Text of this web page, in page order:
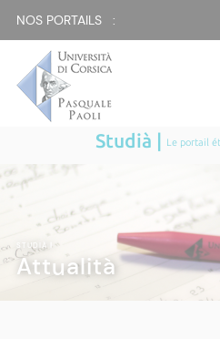
NOS PORTAILS :
Studià | Le portail
STUDIÀ
Attualità